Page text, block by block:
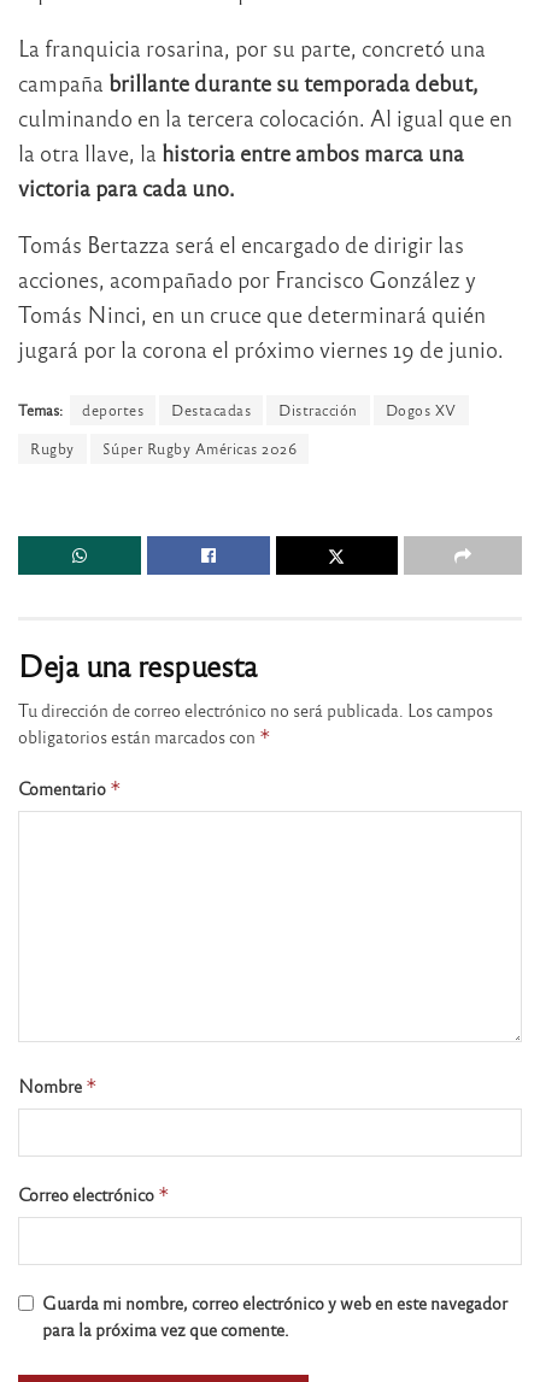
La franquicia rosarina, por su parte, concretó una
campaña brillante durante su temporada debut,
culminando en la tercera colocación. Al igual que en
la otra llave, la historia entre ambos marca una
victoria para cada uno.
Tomás Bertazza será el encargado de dirigir las
acciones, acompañado por Francisco González y
Tomás Ninci, en un cruce que determinará quién
jugará por la corona el próximo viernes 19 de junio.
Temas: deportes Destacadas Distracción
Dogos XV
Rugby
Súper Rugby Américas 2026
Deja una respuesta
Tu dirección de correo electrónico no será publicada. Los campos
obligatorios están marcados con *
Comentario *
Nombre *
Correo electrónico *
Guarda mi nombre, correo electrónico y web en este navegador
para la próxima vez que comente.